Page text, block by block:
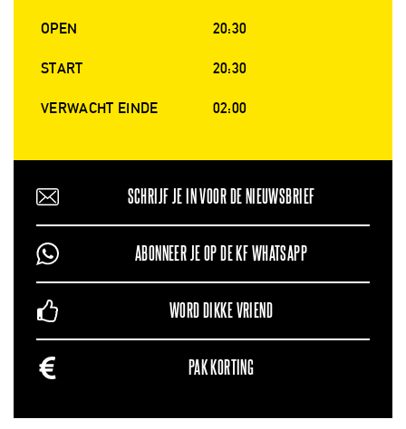
OPEN 20:30
START 20:30
VERWACHT EINDE 02:00
SCHRIJF JE IN VOOR DE NIEUWSBRIEF
ABONNEER JE OP DE KF WHATSAPP
WORD DIKKE VRIEND
PAK KORTING